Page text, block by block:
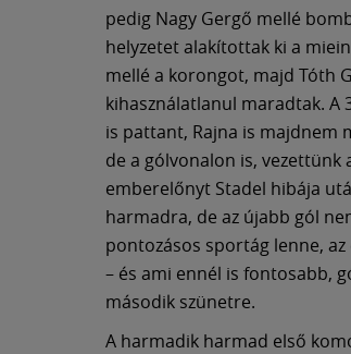
pedig Nagy Gergő mellé
helyzetet alakítottak ki a
mellé a korongot, majd Tóth
kihasználatlanul maradtak. A
is pattant, Rajna is majdnem
de a gólvonalon is, vezettünk
emberelőnyt Stadel hibája
harmadra, de az újabb gól
pontozásos sportág lenne,
– és ami ennél is fontosabb,
második szünetre.
A harmadik harmad első